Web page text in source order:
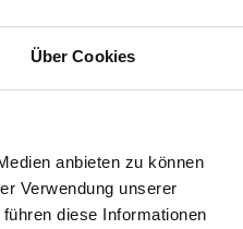
Über Cookies
anbieten zu können
Verwendung unserer
diese Informationen